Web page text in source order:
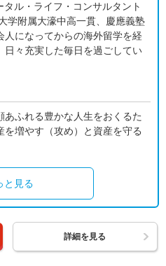
ル・ライフ・コンサルタント
学附属大濠中高一貫、慶應義塾
になってからの海外留学を経
日々充実した毎日を過ごしてい
ふれる豊かな人生をおくるた
増やす（攻め）と資産を守る
と見る
詳細を見る